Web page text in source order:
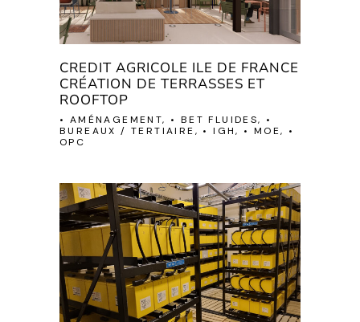
CREDIT AGRICOLE ILE DE FRANCE
CRÉATION DE TERRASSES ET
ROOFTOP
• AMÉNAGEMENT, • BET FLUIDES, •
BUREAUX / TERTIAIRE, • IGH, • MOE, •
OPC